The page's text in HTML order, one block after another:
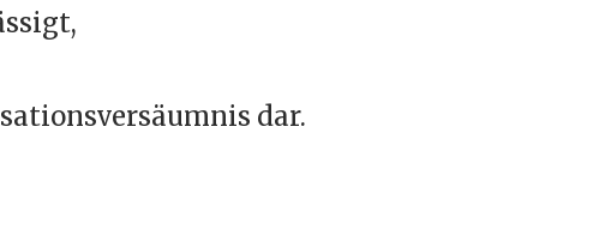
dar.